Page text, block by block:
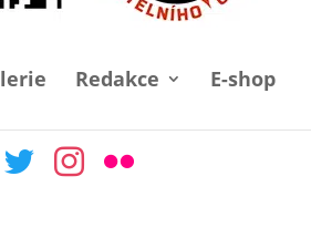
Redakce E-shop
twitter instagram
flickr